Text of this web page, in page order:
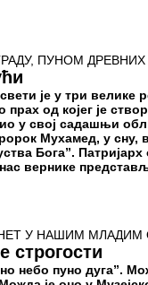
ПУНОМ
је у три велике
прах од којег је
у свој садашњи
Мухамед, у сну,
Бога”.
вернике
У НАШИМ
строгости
небо пуно дуга”.